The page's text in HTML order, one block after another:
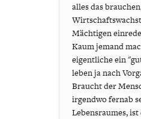
alles das
Mächtigen
Kaum jemand
eigentliche ein
leben ja nach
Braucht der
irgendwo fernab
Lebensraumes,